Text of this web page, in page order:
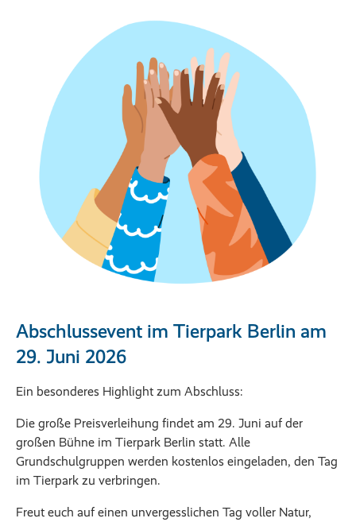
Abschlussevent im Tierpark Berlin am
29. Juni 2026
Ein besonderes Highlight zum Abschluss:
Die große Preisverleihung findet am 29. Juni auf der
großen Bühne im Tierpark Berlin statt. Alle
Grundschulgruppen werden kostenlos eingeladen, den Tag
im Tierpark zu verbringen.
Freut euch auf einen unvergesslichen Tag voller Natur,